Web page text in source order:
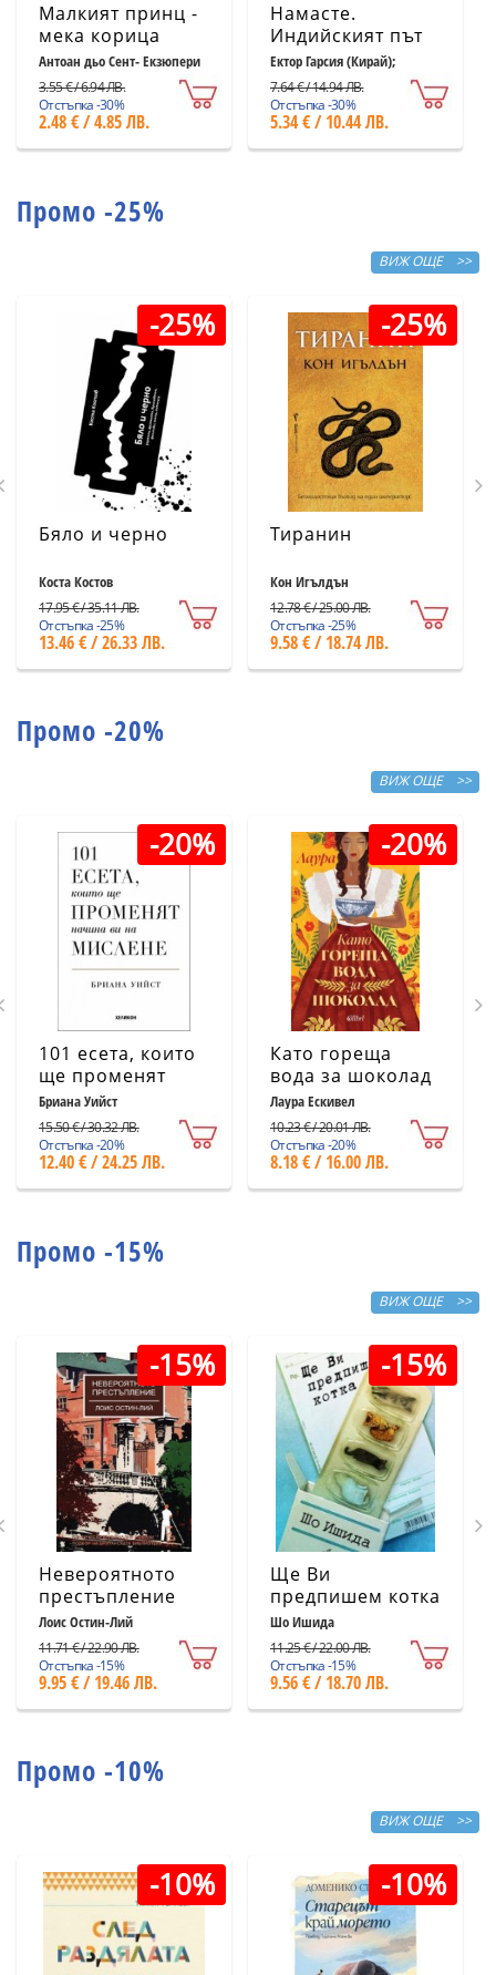
Малкият принц -
мека корица
светлосиня
Антоан дьо Сент- Екзюпери
3.55 € / 6.94 ЛВ.
Отстъпка -30%
2.48 € / 4.85 ЛВ.
Намасте.
Индийският път
към щастието,
удовлетворението
и успеха
Ектор Гарсия (Кирай);
7.64 € / 14.94 ЛВ.
Отстъпка -30%
5.34 € / 10.44 ЛВ.
Промо -25%
ВИЖ ОЩЕ >>
-25%
Бяло и черно
Коста Костов
17.95 € / 35.11 ЛВ.
Отстъпка -25%
13.46 € / 26.33 ЛВ.
-25%
Тиранин
Кон Игълдън
12.78 € / 25.00 ЛВ.
Отстъпка -25%
9.58 € / 18.74 ЛВ.
Промо -20%
ВИЖ ОЩЕ >>
-20%
101 есета, които
ще променят
начина ви на
мислене
Бриана Уийст
15.50 € / 30.32 ЛВ.
Отстъпка -20%
12.40 € / 24.25 ЛВ.
-20%
Като гореща
вода за шоколад
(ново издание)
Лаура Ескивел
10.23 € / 20.01 ЛВ.
Отстъпка -20%
8.18 € / 16.00 ЛВ.
Промо -15%
ВИЖ ОЩЕ >>
-15%
Невероятното
престъпление
Лоис Остин-Лий
11.71 € / 22.90 ЛВ.
Отстъпка -15%
9.95 € / 19.46 ЛВ.
-15%
Ще Ви
предпишем котка
Шо Ишида
11.25 € / 22.00 ЛВ.
Отстъпка -15%
9.56 € / 18.70 ЛВ.
Промо -10%
ВИЖ ОЩЕ >>
-10% -10%